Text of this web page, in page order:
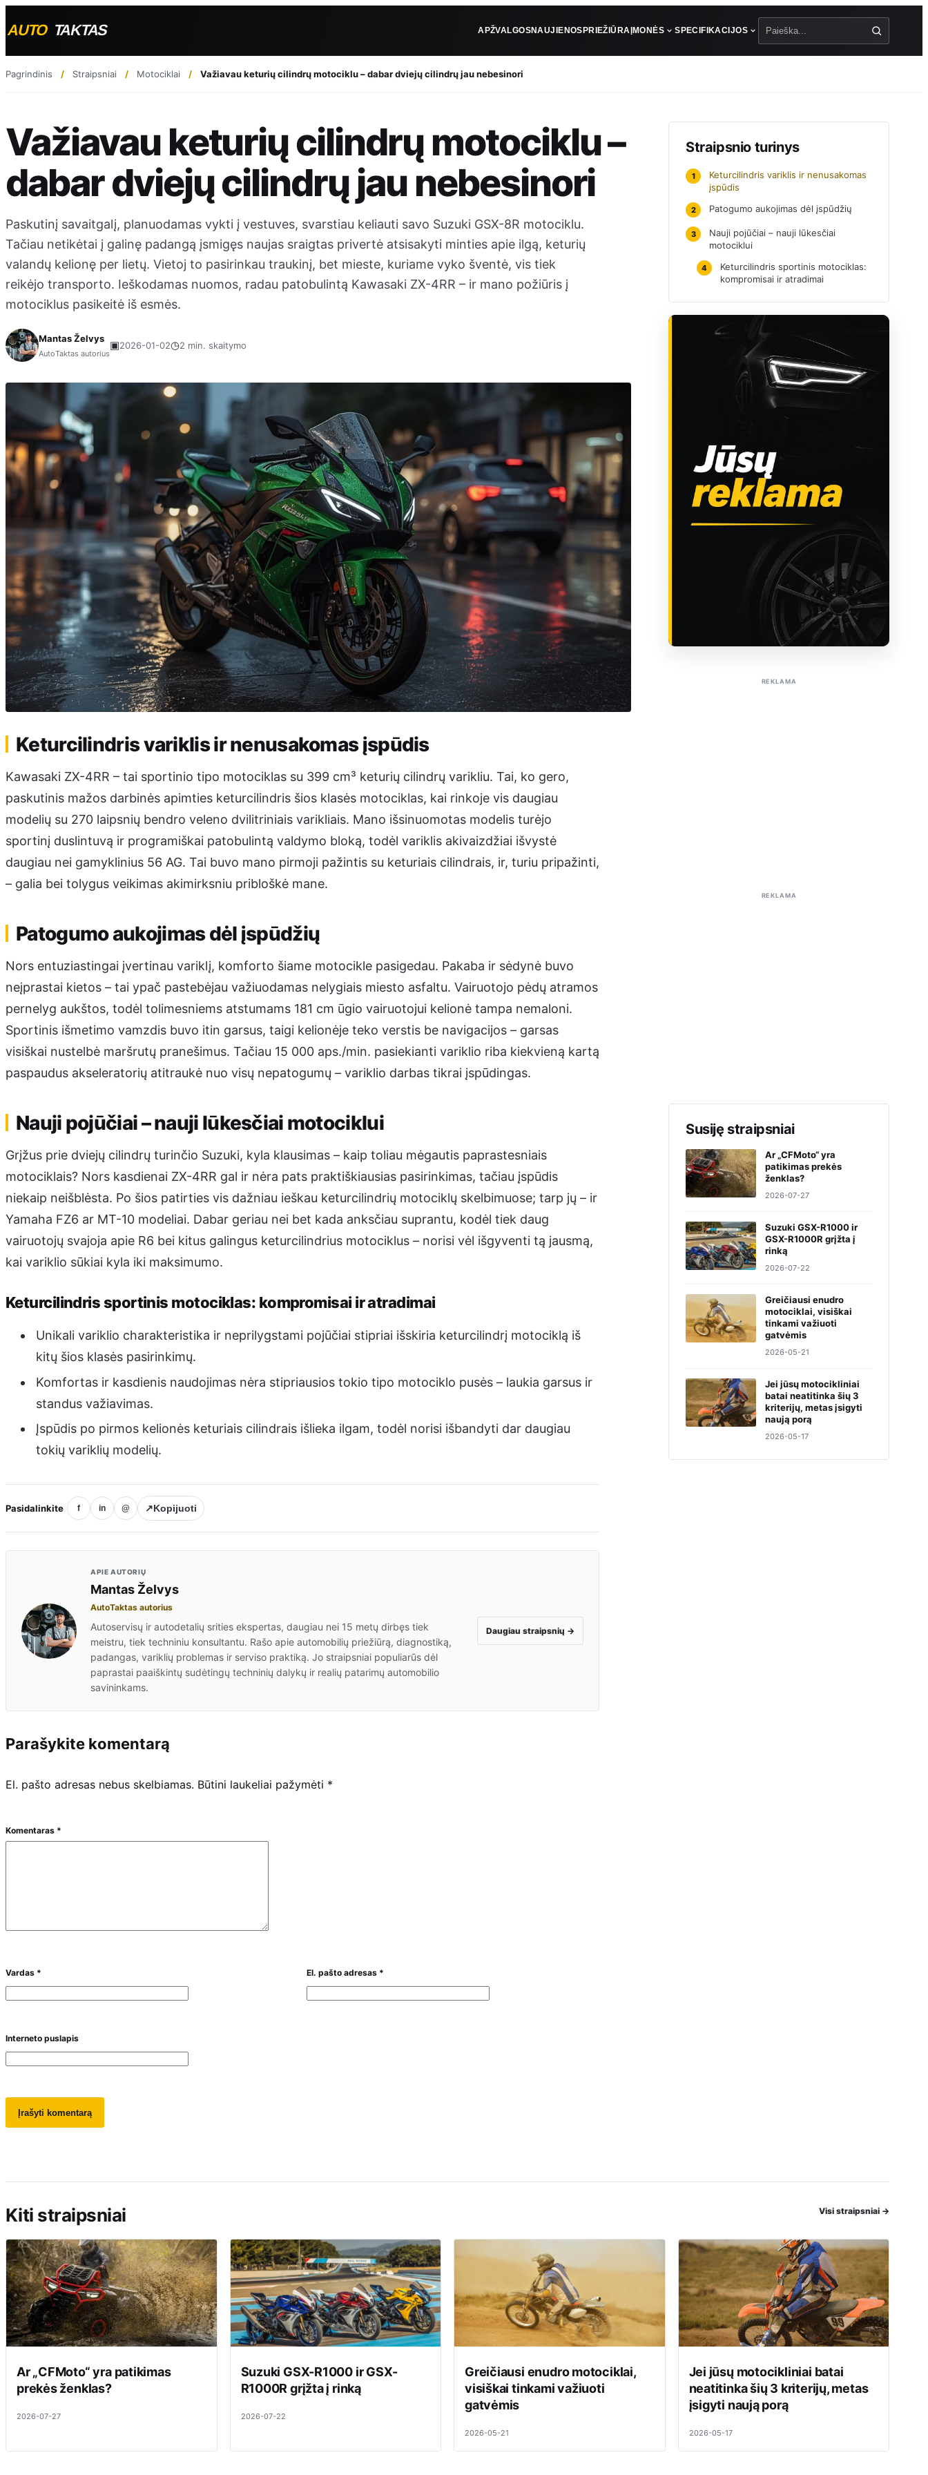
APŽVALGOSNAUJIENOSPRIEŽIŪRA ĮMONĖS SPECIFIKACIJOS
Pagrindinis Straipsniai Motociklai Važiavau keturių cilindrų motociklu – dabar dviejų cilindrų jau nebesinori
Važiavau keturių cilindrų motociklu –
dabar dviejų cilindrų jau nebesinori
Paskutinį savaitgalį, planuodamas vykti į vestuves, svarstiau keliauti savo Suzuki GSX-8R motociklu.
Tačiau netikėtai į galinę padangą įsmigęs naujas sraigtas privertė atsisakyti minties apie ilgą, keturių
valandų kelionę per lietų. Vietoj to pasirinkau traukinį, bet mieste, kuriame vyko šventė, vis tiek
reikėjo transporto. Ieškodamas nuomos, radau patobulintą Kawasaki ZX-4RR – ir mano požiūris į
motociklus pasikeitė iš esmės.
Mantas Želvys
AutoTaktas autorius
▣2026-01-02◷2 min. skaitymo
Keturcilindris variklis ir nenusakomas įspūdis
Kawasaki ZX-4RR – tai sportinio tipo motociklas su 399 cm³ keturių cilindrų varikliu. Tai, ko gero,
paskutinis mažos darbinės apimties keturcilindris šios klasės motociklas, kai rinkoje vis daugiau
modelių su 270 laipsnių bendro veleno dvilitriniais varikliais. Mano išsinuomotas modelis turėjo
sportinį duslintuvą ir programiškai patobulintą valdymo bloką, todėl variklis akivaizdžiai išvystė
daugiau nei gamyklinius 56 AG. Tai buvo mano pirmoji pažintis su keturiais cilindrais, ir, turiu pripažinti,
– galia bei tolygus veikimas akimirksniu pribloškė mane.
Patogumo aukojimas dėl įspūdžių
Nors entuziastingai įvertinau variklį, komforto šiame motocikle pasigedau. Pakaba ir sėdynė buvo
neįprastai kietos – tai ypač pastebėjau važiuodamas nelygiais miesto asfaltu. Vairuotojo pėdų atramos
pernelyg aukštos, todėl tolimesniems atstumams 181 cm ūgio vairuotojui kelionė tampa nemaloni.
Sportinis išmetimo vamzdis buvo itin garsus, taigi kelionėje teko verstis be navigacijos – garsas
visiškai nustelbė maršrutų pranešimus. Tačiau 15 000 aps./min. pasiekianti variklio riba kiekvieną kartą
paspaudus akseleratorių atitraukė nuo visų nepatogumų – variklio darbas tikrai įspūdingas.
Nauji pojūčiai – nauji lūkesčiai motociklui
Grįžus prie dviejų cilindrų turinčio Suzuki, kyla klausimas – kaip toliau mėgautis paprastesniais
motociklais? Nors kasdienai ZX-4RR gal ir nėra pats praktiškiausias pasirinkimas, tačiau įspūdis
niekaip neišblėsta. Po šios patirties vis dažniau ieškau keturcilindrių motociklų skelbimuose; tarp jų – ir
Yamaha FZ6 ar MT-10 modeliai. Dabar geriau nei bet kada anksčiau suprantu, kodėl tiek daug
vairuotojų svajoja apie R6 bei kitus galingus keturcilindrius motociklus – norisi vėl išgyventi tą jausmą,
kai variklio sūkiai kyla iki maksimumo.
Keturcilindris sportinis motociklas: kompromisai ir atradimai
Unikali variklio charakteristika ir neprilygstami pojūčiai stipriai išskiria keturcilindrį motociklą iš
kitų šios klasės pasirinkimų.
Komfortas ir kasdienis naudojimas nėra stipriausios tokio tipo motociklo pusės – laukia garsus ir
standus važiavimas.
Įspūdis po pirmos kelionės keturiais cilindrais išlieka ilgam, todėl norisi išbandyti dar daugiau
tokių variklių modelių.
Pasidalinkite f in @ ↗Kopijuoti
APIE AUTORIŲ
Mantas Želvys
AutoTaktas autorius
Autoservisų ir autodetalių srities ekspertas, daugiau nei 15 metų dirbęs tiek
meistru, tiek techniniu konsultantu. Rašo apie automobilių priežiūrą, diagnostiką,
padangas, variklių problemas ir serviso praktiką. Jo straipsniai populiarūs dėl
paprastai paaiškintų sudėtingų techninių dalykų ir realių patarimų automobilio
savininkams.
Daugiau straipsnių →
Parašykite komentarą
El. pašto adresas nebus skelbiamas. Būtini laukeliai pažymėti *
Komentaras *
Vardas * El. pašto adresas *
Interneto puslapis
Straipsnio turinys
1
Keturcilindris variklis ir nenusakomas
įspūdis
2 Patogumo aukojimas dėl įspūdžių
3
Nauji pojūčiai – nauji lūkesčiai
motociklui
4
Keturcilindris sportinis motociklas:
kompromisai ir atradimai
REKLAMA
REKLAMA
Susiję straipsniai
Ar „CFMoto“ yra
patikimas prekės
ženklas?
2026-07-27
Suzuki GSX-R1000 ir
GSX-R1000R grįžta į
rinką
2026-07-22
Greičiausi enudro
motociklai, visiškai
tinkami važiuoti
gatvėmis
2026-05-21
Jei jūsų motocikliniai
batai neatitinka šių 3
kriterijų, metas įsigyti
naują porą
2026-05-17
Kiti straipsniai Visi straipsniai →
Ar „CFMoto“ yra patikimas
prekės ženklas?
2026-07-27
Suzuki GSX-R1000 ir GSX-
R1000R grįžta į rinką
2026-07-22
Greičiausi enudro motociklai,
visiškai tinkami važiuoti
gatvėmis
2026-05-21
Jei jūsų motocikliniai batai
neatitinka šių 3 kriterijų, metas
įsigyti naują porą
2026-05-17